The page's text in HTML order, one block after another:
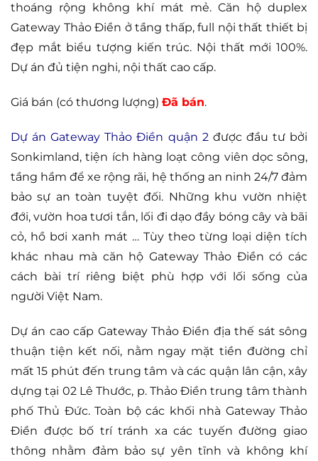
thoáng rộng không khí mát mẻ. Căn hộ duplex
Gateway Thảo Điền ở tầng thấp, full nội thất thiết bị
đẹp mắt biểu tượng kiến trúc. Nội thất mới 100%.
Dự án đủ tiện nghi, nội thất cao cấp.
Giá bán (có thương lượng) Đã bán.
Dự án Gateway Thảo Điền quận 2được đầu tư bởi
Sonkimland, tiện ích hàng loạt công viên dọc sông,
tầng hầm để xe rộng rãi, hệ thống an ninh 24/7 đảm
bảo sự an toàn tuyệt đối. Những khu vườn nhiệt
đới, vườn hoa tươi tắn, lối đi dạo đầy bóng cây và bãi
cỏ, hồ bơi xanh mát … Tùy theo từng loại diện tích
khác nhau mà căn hộ Gateway Thảo Điền có các
cách bài trí riêng biệt phù hợp với lối sống của
người Việt Nam.
Dự án cao cấp Gateway Thảo Điền địa thế sát sông
thuận tiện kết nối, nằm ngay mặt tiền đường chỉ
mất 15 phút đến trung tâm và các quận lân cận, xây
dựng tại 02 Lê Thước, p. Thảo Điền trung tâm thành
phố Thủ Đức. Toàn bộ các khối nhà Gateway Thảo
Điền được bố trí tránh xa các tuyến đường giao
thông nhằm đảm bảo sự yên tĩnh và không khí